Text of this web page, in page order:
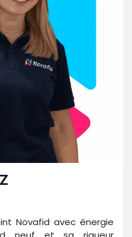
Novafid avec énergie